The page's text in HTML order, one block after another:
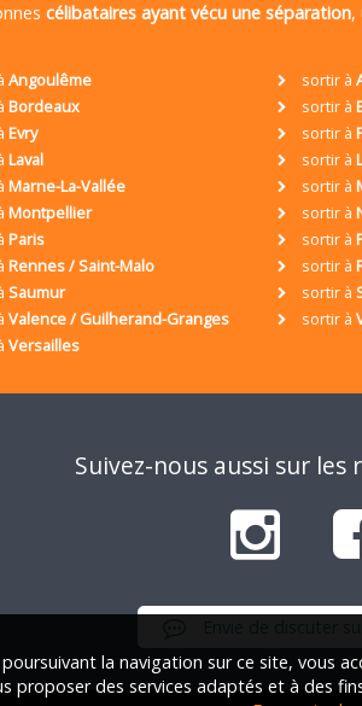
célibataires ayant vécu une séparation,
Angoulême sortir à
Bordeaux sortir à
Evry sortir à
Laval sortir à
Marne-La-Vallée sortir à
Montpellier sortir à
Paris sortir à
Rennes / Saint-Malo sortir à
Saumur sortir à
Valence / Guilherand-Granges sortir à
Versailles
Suivez-nous aussi sur les
poursuivant la navigation sur ce site, vous
proposer des services adaptés et à des